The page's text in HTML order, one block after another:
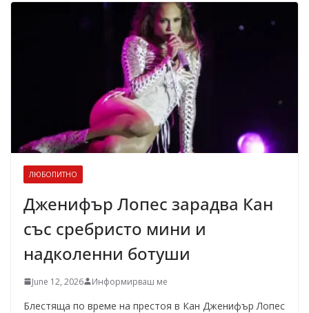
ЛЮБОПИТНО
Дженифър Лопес зарадва Кан
със сребристо мини и
надколенни ботуши
June 12, 2026 Информирваш ме
Блестяща по време на престоя в Кан Дженифър Лопес